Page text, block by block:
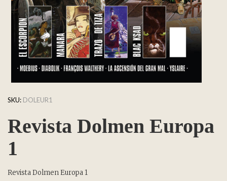
SKU: DOLEUR1
Revista Dolmen Europa
1
Revista Dolmen Europa 1